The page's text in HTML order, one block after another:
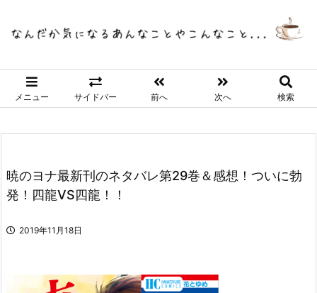
メニュー サイドバー 前へ 次へ 検索
暁のヨナ最新刊のネタバレ第29巻＆感想！ついに勃
発！四龍VS四龍！！
2019年11月18日